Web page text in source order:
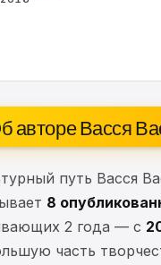
авторе Васся
путь Васся
8
2 года — с
часть